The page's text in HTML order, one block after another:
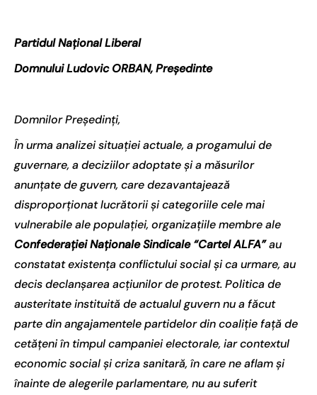
Partidul Național Liberal
Domnului Ludovic ORBAN, Președinte
Domnilor Președinți,
În urma analizei situației actuale, a progamului de
guvernare, a deciziilor adoptate și a măsurilor
anunțate de guvern, care dezavantajează
disproporționat lucrătorii și categoriile cele mai
vulnerabile ale populației, organizațiile membre ale
Confederației Naționale Sindicale“Cartel ALFA”au
constatat existența conflictului social și ca urmare, au
decis declanșarea acțiunilor de protest. Politica de
austeritate instituită de actualul guvern nu a făcut
parte din angajamentele partidelor din coaliție față de
cetățeni în timpul campaniei electorale, iar contextul
economic social și criza sanitară, în care ne aflam și
înainte de alegerile parlamentare, nu au suferit